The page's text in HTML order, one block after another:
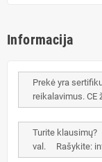
Informacija
Prekė yra
reikalavimus. CE
Turite
val. Rašykite: